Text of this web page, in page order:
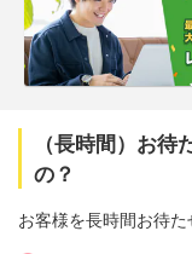
（長時間）お
の？
お客様を長時間お待た